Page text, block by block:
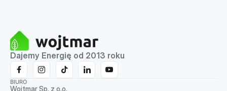
Dajemy Energię od 2013 roku
BIURO
Wojtmar Sp. z o.o.